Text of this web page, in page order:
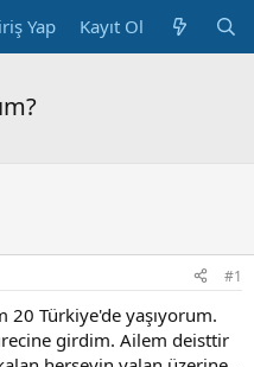
Yap Kayıt Ol
#1
20 Türkiye'de yaşıyorum.
girdim. Ailem deisttir